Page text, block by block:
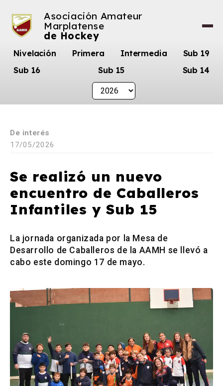
Asociación Amateur
Marplatense
de Hockey
Nivelación Primera Intermedia
Sub 19
Sub 16
Sub 15 Sub 14
De interés
17/05/2026
Se realizó un nuevo
encuentro de Caballeros
Infantiles y Sub 15
La jornada organizada por la Mesa de
Desarrollo de Caballeros de la AAMH se llevó a
cabo este domingo 17 de mayo.